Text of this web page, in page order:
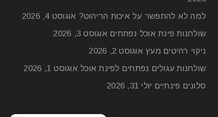
למה לא להתפשר על איכות הריהוט? אוגוסט 4, 2026
שולחנות פינת אוכל נפתחים אוגוסט 3, 2026
ניקוי רהיטים מעץ אוגוסט 2, 2026
שולחנות עגולים נפתחים לפינת אוכל אוגוסט 1, 2026
סלונים פינתיים יולי 31, 2026